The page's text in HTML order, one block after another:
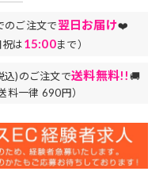
のご注文で翌日お届け❤️
祝は15:00まで）
込)のご注文で送料無料!!🚚
料一律 690円）